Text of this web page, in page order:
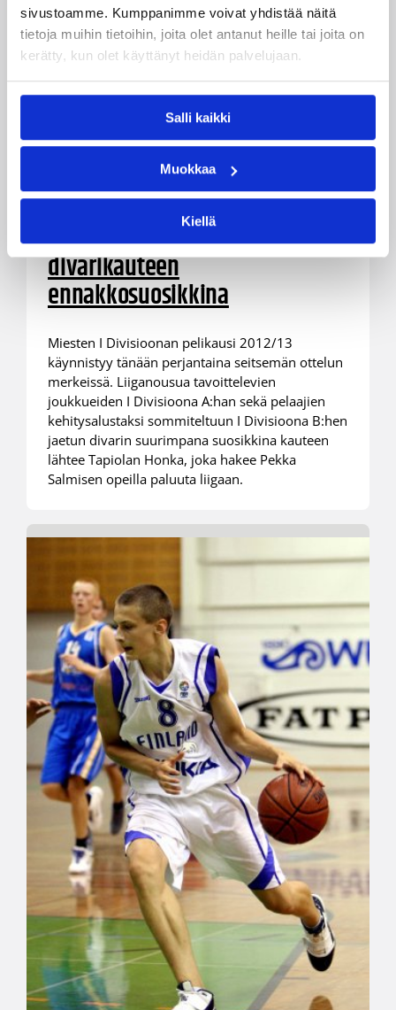
sivustoamme. Kumppanimme voivat yhdistää näitä
tietoja muihin tietoihin, joita olet antanut heille tai joita on
kerätty, kun olet käyttänyt heidän palvelujaan.
Salli kaikki
Muokkaa
Kiellä
Miesten I divisioona A 05.10.2012 00:00
Tapiolan Honka
huippujännittävään
divarikauteen
ennakkosuosikkina
Miesten I Divisioonan pelikausi 2012/13
käynnistyy tänään perjantaina seitsemän ottelun
merkeissä. Liiganousua tavoittelevien
joukkueiden I Divisioona A:han sekä pelaajien
kehitysalustaksi sommiteltuun I Divisioona B:hen
jaetun divarin suurimpana suosikkina kauteen
lähtee Tapiolan Honka, joka hakee Pekka
Salmisen opeilla paluuta liigaan.